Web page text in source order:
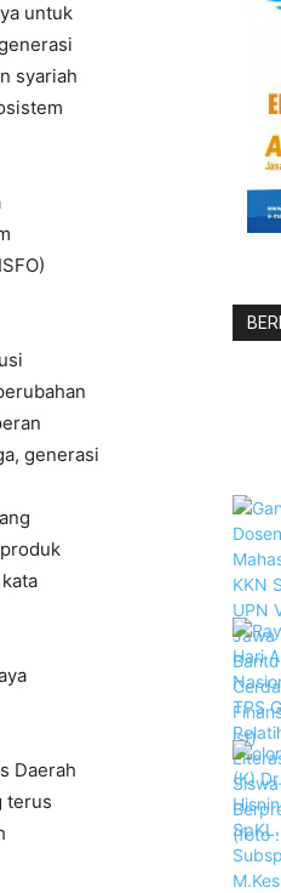
untuk
syariah
generasi
Daerah
terus